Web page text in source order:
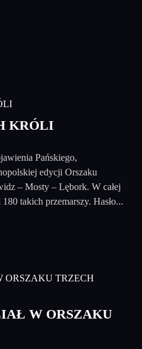
KRÓLI
Pańskiego,
edycji Orszaku
– Mosty – Lębork. W całej
takich przemarszy. Hasło...
W ORSZAKU